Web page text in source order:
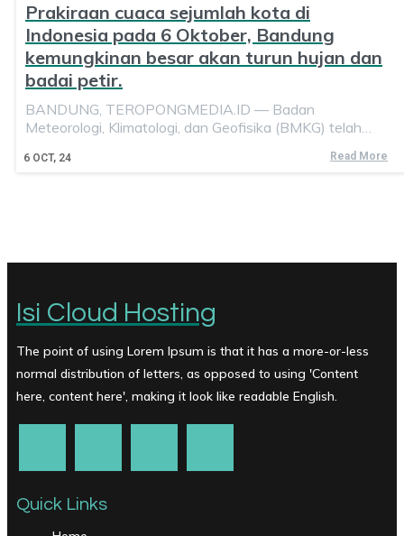
Prakiraan cuaca sejumlah kota di
Indonesia pada 6 Oktober, Bandung
kemungkinan besar akan turun hujan dan
badai petir.
6 OCT, 24
BANDUNG, TEROPONGMEDIA.ID — Badan
Meteorologi, Klimatologi, dan Geofisika (BMKG) telah…
Read More
Isi Cloud Hosting
The point of using Lorem Ipsum is that it has a more-or-less
normal distribution of letters, as opposed to using 'Content
here, content here', making it look like readable English.
Quick Links